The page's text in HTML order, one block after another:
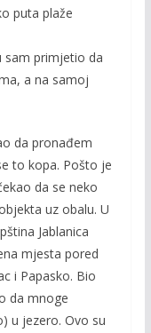
puta plaže
sam primjetio da
a na samoj
da pronađem
to kopa. Pošto je
da se neko
uz obalu. U
Jablanica
mjesta pored
i Papasko. Bio
da mnoge
u jezero. Ovo su